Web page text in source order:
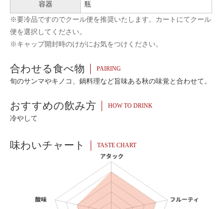
容器 瓶
※要冷品ですのでクール便を推奨いたします。カートにてクール
便を選択してください。
※キャップ開封時のけがにお気をつけください。
合わせる食べ物 PAIRING
旬のサンマやキノコ、鍋料理など旨味ある秋の味覚と合わせて。
おすすめの飲み方 HOW TO DRINK
冷やして
味わいチャート TASTE CHART